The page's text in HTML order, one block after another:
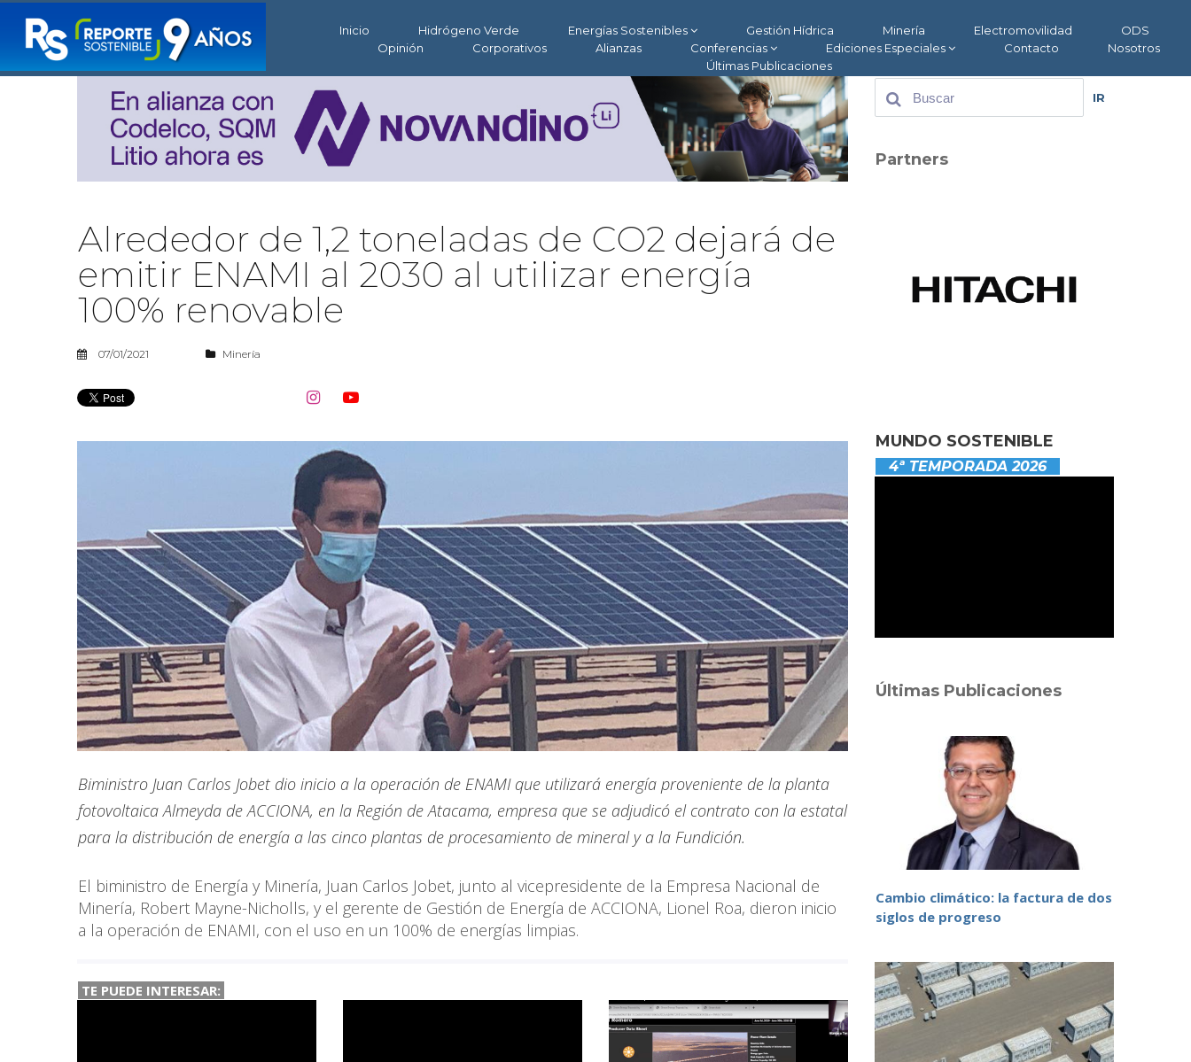
Inicio Hidrógeno Verde Energías Sostenibles Gestión Hídrica Minería Electromovilidad
ODS
Opinión
Corporativos Alianzas Conferencias Ediciones Especiales Contacto
Nosotros
Últimas Publicaciones
Alrededor de 1,2 toneladas de CO2 dejará de
emitir ENAMI al 2030 al utilizar energía
100% renovable
07/01/2021 Minería
 
Biministro Juan Carlos Jobet dio inicio a la operación de ENAMI que utilizará energía proveniente de la planta
fotovoltaica Almeyda de ACCIONA, en la Región de Atacama, empresa que se adjudicó el contrato con la estatal
para la distribución de energía a las cinco plantas de procesamiento de mineral y a la Fundición.
El biministro de Energía y Minería, Juan Carlos Jobet, junto al vicepresidente de la Empresa Nacional de
Minería, Robert Mayne-Nicholls, y el gerente de Gestión de Energía de ACCIONA, Lionel Roa, dieron inicio
a la operación de ENAMI, con el uso en un 100% de energías limpias.
TE PUEDE INTERESAR:
IR
Partners
MUNDO SOSTENIBLE
4ª TEMPORADA 2026
Últimas Publicaciones
Cambio climático: la factura de dos
siglos de progreso